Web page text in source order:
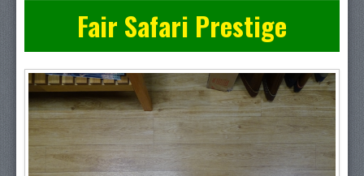
Fair Safari Prestige